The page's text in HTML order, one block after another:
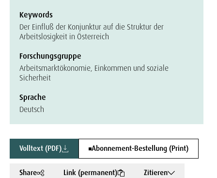
Keywords
Der Einfluß der Konjunktur auf die Struktur der
Arbeitslosigkeit in Österreich
Forschungsgruppe
Arbeitsmarktökonomie, Einkommen und soziale
Sicherheit
Sprache
Deutsch
Volltext (PDF) Abonnement-Bestellung (Print)
Share Link (permanent) Zitieren